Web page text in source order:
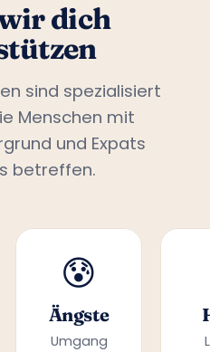
dich
sind spezialisiert
Menschen mit
und Expats
betreffen.
😰
Ängste
Umgang